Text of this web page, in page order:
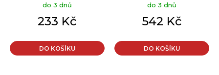
do 3 dnů
233 Kč
DO KOŠÍKU
M
do 3 dnů
542 Kč
DO KOŠÍKU